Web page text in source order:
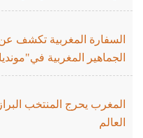
السفارة المغربية تكشف
الجماهير المغربية في"مونديال
المغرب يحرج المنتخب
العالم